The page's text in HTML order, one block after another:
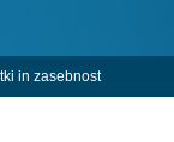
in zasebnost